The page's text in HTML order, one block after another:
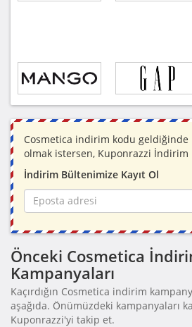
Cosmetica indirim kodu
olmak istersen, Kuponrazzi İndirim
İndirim Bültenimize Kayıt Ol
Önceki Cosmetica
Kampanyaları
Kaçırdığın Cosmetica indirim
aşağıda. Önümüzdeki kampanyaları
Kuponrazzi'yi takip et.